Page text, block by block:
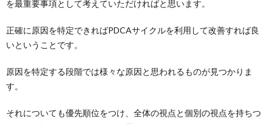
を最重要事項として考えていただければと思います。
正確に原因を特定できればPDCAサイクルを利用して改善すれば良
いということです。
原因を特定する段階では様々な原因と思われるものが見つかりま
す。
それについても優先順位をつけ、全体の視点と個別の視点を持ちつ